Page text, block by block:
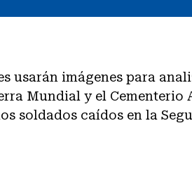
usarán imágenes para
Mundial y el Cementerio
soldados caídos en la